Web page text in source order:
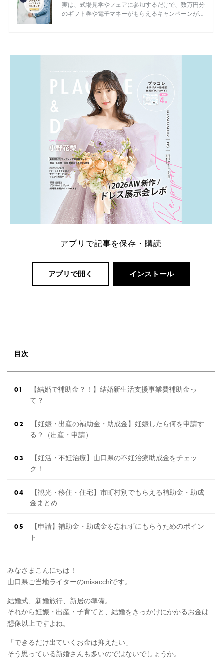
実は、式場見学やフェアに参加するだけで、数万円分
のギフト券や電子マネーがもらえるキャンペーンがあ
ため、比較せずに選ぶと損をしてしまうことも……。
一番お得？」「プラコレの特典は？」といった疑問も
解決します。 まずは診断で候補を絞れる「ウェディ
ング診断」か、体験型 […]続きを読む
アプリで記事を保存・購読
アプリで開く インストール
目次
【結婚で補助金？！】結婚新生活支援事業費補助金っ
て？
【妊娠・出産の補助金・助成金】妊娠したら何を申請す
る？（出産・申請）
【妊活・不妊治療】山口県の不妊治療助成金をチェッ
ク！
【観光・移住・住宅】市町村別でもらえる補助金・助成
金まとめ
【申請】補助金・助成金を忘れずにもらうためのポイン
ト
みなさまこんにちは！
山口県ご当地ライターのmisacchiです。
結婚式、新婚旅行、新居の準備。
それから妊娠・出産・子育てと、結婚をきっかけにかかるお金は
想像以上ですよね。
「できるだけ出ていくお金は抑えたい」
そう思っている新婚さんも多いのではないでしょうか。